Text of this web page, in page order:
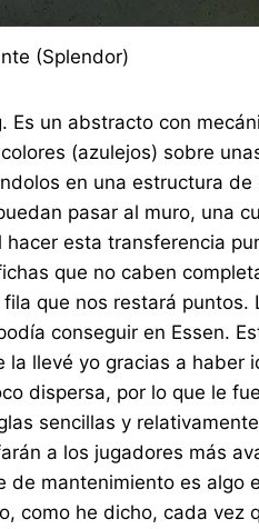
(Splendor)
Es un abstracto con
(azulejos) sobre
en una estructura
pasar al muro, una
esta transferencia
que no caben
que nos restará
conseguir en Essen.
llevé yo gracias a haber
dispersa, por lo que le
sencillas y
a los jugadores más
mantenimiento es algo
como he dicho, cada vez